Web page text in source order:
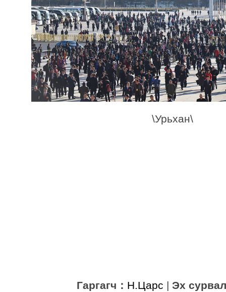
\Урьхан\
Гаргагч： Н.Царс | Эх